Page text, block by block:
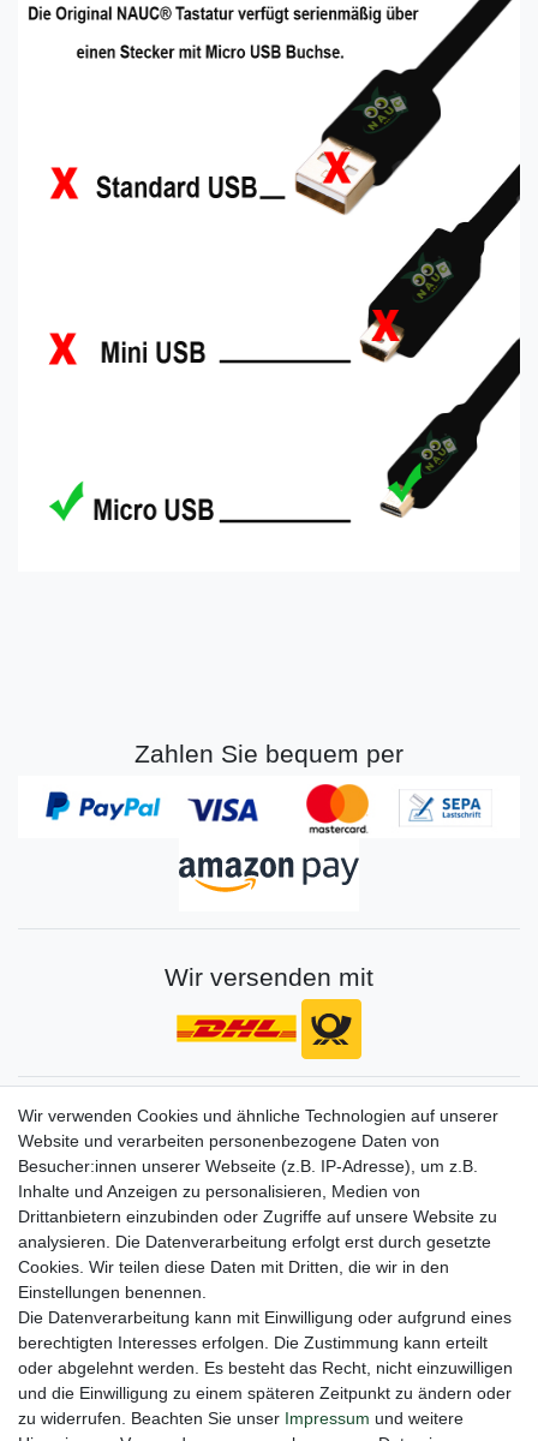
Zahlen Sie bequem per
Wir versenden mit
Gerne halten wir sie auf dem Laufenden
VORNAME NACHNAME
Newsletter
Honig
Hiermit bestätige ich, dass ich dieDaten­schutz­erklärunggelesen habe. Meine
Einwilligung kann ich jederzeit widerrufen.**
Abonnieren
** Hierbei handelt es sich um ein Pflichtfeld.
Wir verwenden Cookies und ähnliche Technologien auf unserer
Website und verarbeiten personenbezogene Daten von
Besucher:innen unserer Webseite (z.B. IP-Adresse), um z.B.
Inhalte und Anzeigen zu personalisieren, Medien von
Drittanbietern einzubinden oder Zugriffe auf unsere Website zu
analysieren. Die Datenverarbeitung erfolgt erst durch gesetzte
Cookies. Wir teilen diese Daten mit Dritten, die wir in den
Einstellungen benennen.
Die Datenverarbeitung kann mit Einwilligung oder aufgrund eines
berechtigten Interesses erfolgen. Die Zustimmung kann erteilt
oder abgelehnt werden. Es besteht das Recht, nicht einzuwilligen
und die Einwilligung zu einem späteren Zeitpunkt zu ändern oder
zu widerrufen. Beachten Sie unser Impressum und weitere